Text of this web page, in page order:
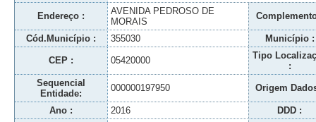
Endereço :
AVENIDA PEDROSO DE
MORAIS
Cód.Município : 355030 Município :
CEP : 05420000
Tipo
:
Sequencial
Entidade:
000000197950 Origem
Ano : 2016 DDD :